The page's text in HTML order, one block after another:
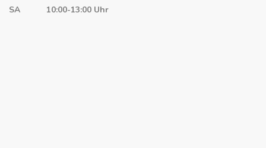
SA 10:00-13:00 Uhr